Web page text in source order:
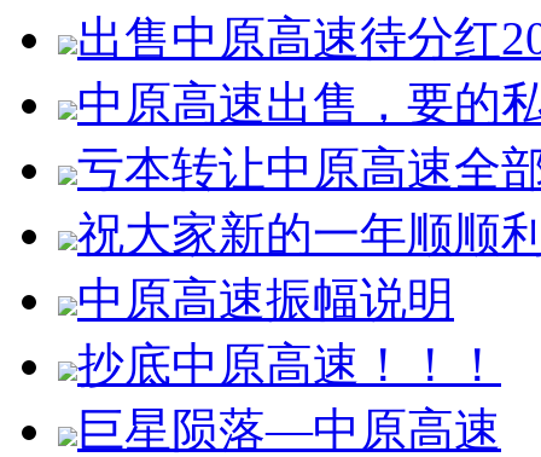
出售中原高速待分红
中原高速出售，要的
亏本转让中原高速全
祝大家新的一年顺顺
中原高速振幅说明
抄底中原高速！！！
巨星陨落—中原高速